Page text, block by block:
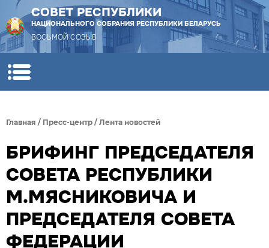
СОВЕТ РЕСПУБЛИКИ
НАЦИОНАЛЬНОГО СОБРАНИЯ РЕСПУБЛИКИ БЕЛАРУСЬ
ВОСЬМОЙ СОЗЫВ
Главная / Пресс-центр / Лента новостей
БРИФИНГ ПРЕДСЕДАТЕЛЯ
СОВЕТА РЕСПУБЛИКИ
М.МЯСНИКОВИЧА И
ПРЕДСЕДАТЕЛЯ СОВЕТА
ФЕДЕРАЦИИ